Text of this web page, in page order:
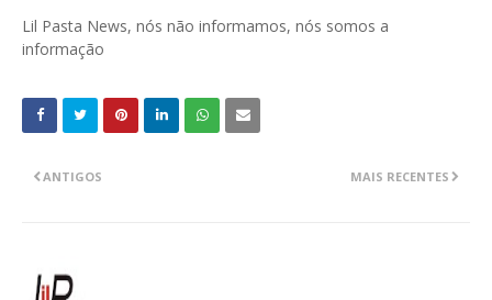
Lil Pasta News, nós não informamos, nós somos a
informação
MAIS RECENTES
ANTIGOS